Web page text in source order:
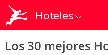
Hoteles
Los 30 mejores